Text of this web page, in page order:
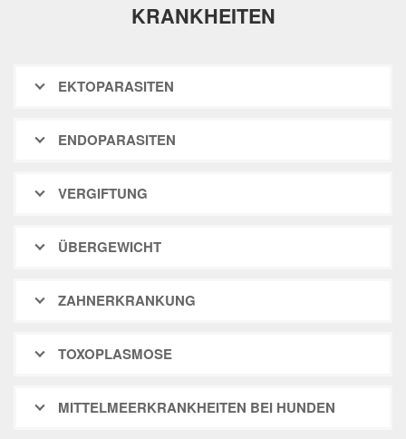
KRANKHEITEN
EKTOPARASITEN
ENDOPARASITEN
VERGIFTUNG
ÜBERGEWICHT
ZAHNERKRANKUNG
TOXOPLASMOSE
MITTELMEERKRANKHEITEN BEI HUNDEN